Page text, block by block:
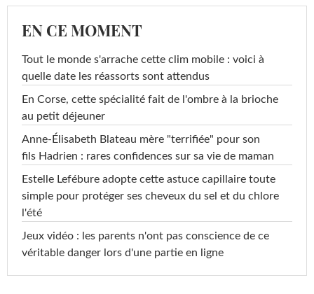
EN CE MOMENT
Tout le monde s'arrache cette clim mobile : voici à
quelle date les réassorts sont attendus
En Corse, cette spécialité fait de l'ombre à la brioche
au petit déjeuner
Anne-Élisabeth Blateau mère "terrifiée" pour son
fils Hadrien : rares confidences sur sa vie de maman
Estelle Lefébure adopte cette astuce capillaire toute
simple pour protéger ses cheveux du sel et du chlore
l'été
Jeux vidéo : les parents n'ont pas conscience de ce
véritable danger lors d'une partie en ligne